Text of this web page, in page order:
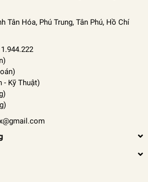
Tân Hóa, Phú Trung, Tân Phú, Hồ Chí
- Kỹ Thuật)